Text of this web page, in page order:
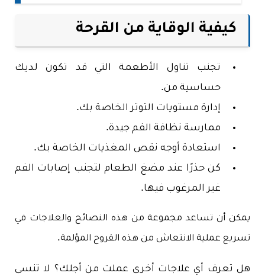
كيفية الوقاية من القرحة
تجنب تناول الأطعمة التي قد تكون لديك
حساسية من.
إدارة مستويات التوتر الخاصة بك.
ممارسة نظافة الفم جيدة.
استعادة أوجه نقص المغذيات الخاصة بك.
كن حذرًا عند مضغ الطعام لتجنب إصابات الفم
غير المرغوب فيها.
يمكن أن تساعد مجموعة من هذه النصائح والعلاجات في
تسريع عملية الانتعاش من هذه القروح المؤلمة.
هل تعرف أي علاجات أخرى عملت من أجلك؟ لا تنسى